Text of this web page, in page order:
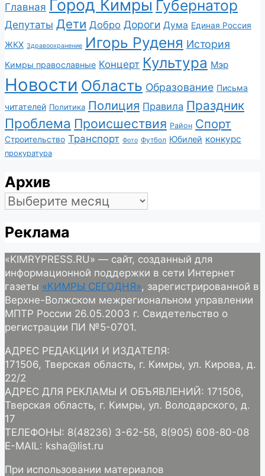
Главная Город Кимры Губернатор
Депутаты Дети Добро Дороги Дума Единая Россия
ЖКХ Здравоохранение Игорь Руденя История
Кимры православные Концерт Культура Мэр
Новости Область Образование Письма
читателей Политика Полиция Правила Праздник
Проблема Происшествия Район Спорт
Строительство Транспорт Фото Футбол Юбилей конкурс
прокуратура
Архив
Архив
Реклама
«KIMRYPRESS.RU» — сайт, созданный для
информационной поддержки в сети Интернет
газеты «КИМРЫ СЕГОДНЯ», зарегистрированной в
Верхне-Волжском межрегиональном управлении
МПТР России 26.05.2003 г. Свидетельство о
регистрации ПИ №5-0701.
АДРЕС РЕДАКЦИИ И ИЗДАТЕЛЯ:
171506, Тверская область, г. Кимры, ул. Кирова, д.
22/2
АДРЕС ДЛЯ РЕКЛАМЫ И ОБЪЯВЛЕНИЙ: 171506,
Тверская область, г. Кимры, ул. Володарского, д.
17
ТЕЛЕФОНЫ: 8(48236) 3-62-58, 8(905) 608-80-08
E-MAIL: ksha@list.ru
При использовании материалов